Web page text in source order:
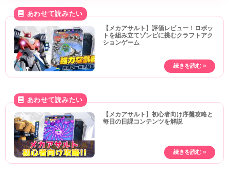
【メカアサルト】評価レビュー！ロボッ
トを組み立てゾンビに挑むクラフトアク
ションゲーム
【メカアサルト】初心者向け序盤攻略と
毎日の日課コンテンツを解説